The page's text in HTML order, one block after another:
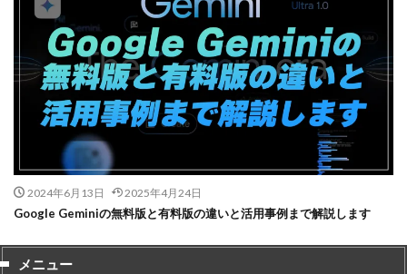
2024年6月13日 2025年4月24日
Google Geminiの無料版と有料版の違いと活用事例まで解説します
メニュー